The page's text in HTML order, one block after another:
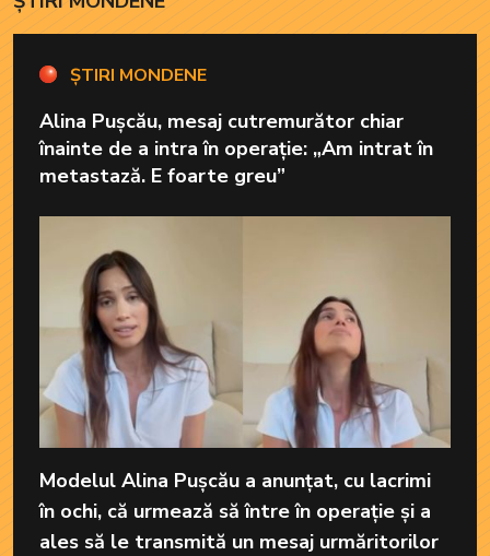
ȘTIRI MONDENE
Alina Pușcău, mesaj cutremurător chiar
înainte de a intra în operație: „Am intrat în
metastază. E foarte greu”
Modelul Alina Pușcău a anunțat, cu lacrimi
în ochi, că urmează să între în operație și a
ales să le transmită un mesaj urmăritorilor